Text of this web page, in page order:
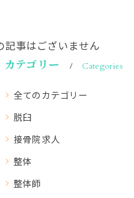
記事はございません
カテゴリー Categories
全てのカテゴリー
脱臼
接骨院求人
整体
整体師